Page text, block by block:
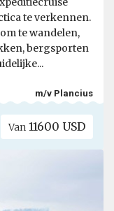
te verkennen.
te wandelen,
bergsporten
m/v Plancius
Van 11600 USD